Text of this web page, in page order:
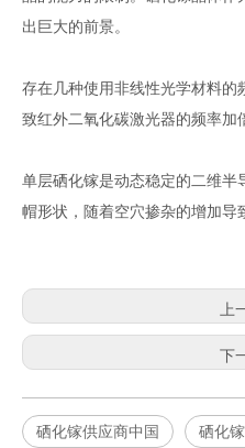
出巨大的前景。
存在几种使用非线性光学材料
致红外二氧化碳激光器的频率加
单层硒化镓是动态稳定的二维
帽形状，随着空穴掺杂的增加导
上
下
硒化镓供应商中国 硒化